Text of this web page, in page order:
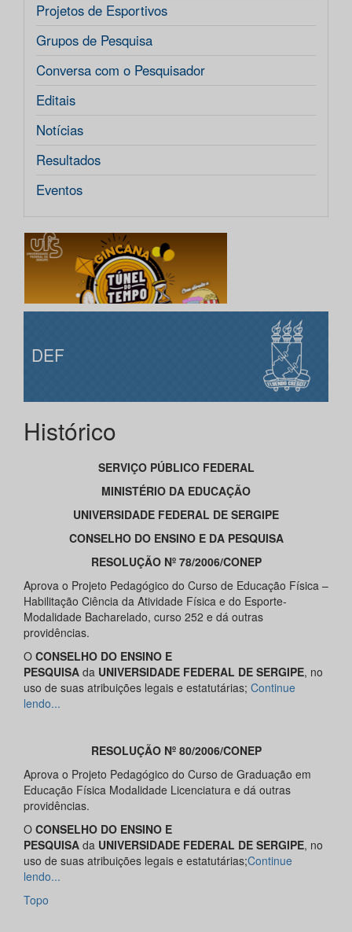
Projetos de Esportivos
Grupos de Pesquisa
Conversa com o Pesquisador
Editais
Notícias
Resultados
Eventos
DEF
Histórico
SERVIÇO PÚBLICO FEDERAL
MINISTÉRIO DA EDUCAÇÃO
UNIVERSIDADE FEDERAL DE SERGIPE
CONSELHO DO ENSINO E DA PESQUISA
RESOLUÇÃO Nº 78/2006/CONEP
Aprova o Projeto Pedagógico do Curso de Educação Física –
Habilitação Ciência da Atividade Física e do Esporte-
Modalidade Bacharelado, curso 252 e dá outras
providências.
O CONSELHO DO ENSINO E
PESQUISA da UNIVERSIDADE FEDERAL DE SERGIPE, no
uso de suas atribuições legais e estatutárias; Continue
lendo...
RESOLUÇÃO Nº 80/2006/CONEP
Aprova o Projeto Pedagógico do Curso de Graduação em
Educação Física Modalidade Licenciatura e dá outras
providências.
O CONSELHO DO ENSINO E
PESQUISA da UNIVERSIDADE FEDERAL DE SERGIPE, no
uso de suas atribuições legais e estatutárias;Continue
lendo...
Topo